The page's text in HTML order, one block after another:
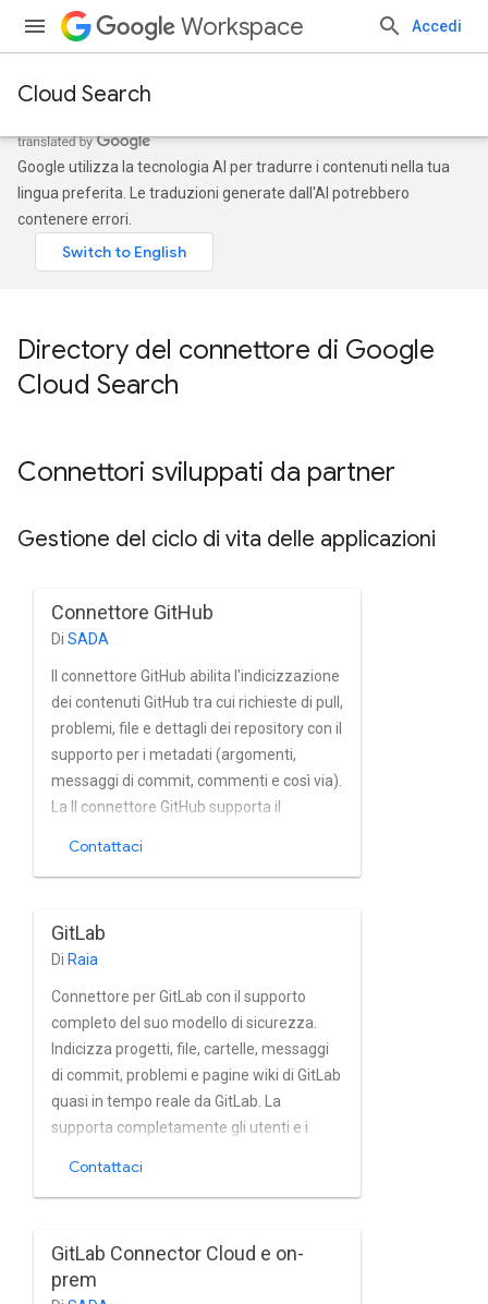
Workspace Accedi
Cloud Search
Google utilizza la tecnologia AI per tradurre i contenuti nella tua
lingua preferita. Le traduzioni generate dall'AI potrebbero
contenere errori.
Directory del connettore di Google
Cloud Search
Connettori sviluppati da partner
Gestione del ciclo di vita delle applicazioni
Connettore GitHub
Di SADA
Il connettore GitHub abilita l'indicizzazione
dei contenuti GitHub tra cui richieste di pull,
problemi, file e dettagli dei repository con il
supporto per i metadati (argomenti,
messaggi di commit, commenti e così via).
La Il connettore GitHub supporta il
Contattaci
GitLab
Di Raia
Connettore per GitLab con il supporto
completo del suo modello di sicurezza.
Indicizza progetti, file, cartelle, messaggi
di commit, problemi e pagine wiki di GitLab
quasi in tempo reale da GitLab. La
supporta completamente gli utenti e i
Contattaci
GitLab Connector Cloud e on-
prem